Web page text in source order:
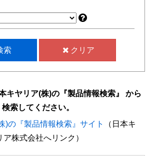
索 クリア
キヤリア(株)の『製品情報検索』 から
検索してください。
)の『製品情報検索』サイト
（日本キ
ア株式会社へリンク）